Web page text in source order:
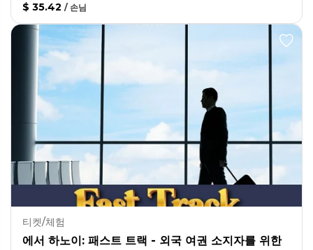
$ 35.42 / 손님
티켓/체험
에서 하노이: 패스트 트랙 - 외국 여권 소지자를 위한